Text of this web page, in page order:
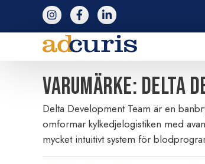
följ adcuris på instagram
följ adcuris på facebook
följ adcuris på linkedin
Varumärke: DELTA
Delta Development Team är en
omformar kylkedjelogistiken med
mycket intuitivt system för